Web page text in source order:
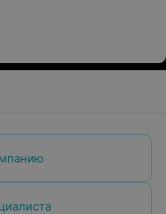
быстро
Знаю, что и